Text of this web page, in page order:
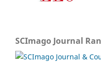
SCImago Journal